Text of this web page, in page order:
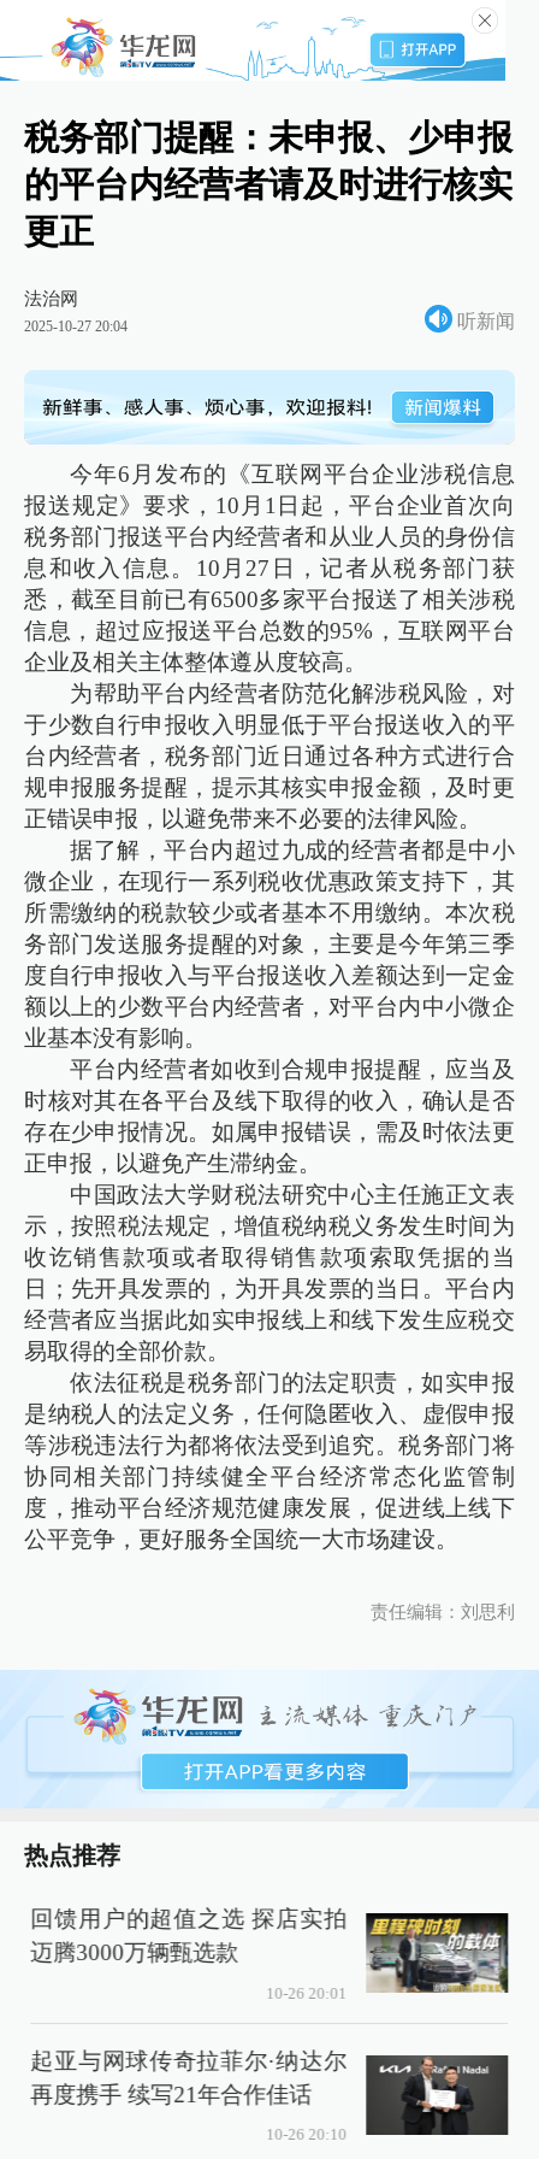
税务部门提醒：未申报、少申报
的平台内经营者请及时进行核实
更正
法治网
2025-10-27 20:04 听新闻
今年6月发布的《互联网平台企业涉税信息
报送规定》要求，10月1日起，平台企业首次向
税务部门报送平台内经营者和从业人员的身份信
息和收入信息。10月27日，记者从税务部门获
悉，截至目前已有6500多家平台报送了相关涉税
信息，超过应报送平台总数的95%，互联网平台
企业及相关主体整体遵从度较高。
为帮助平台内经营者防范化解涉税风险，对
于少数自行申报收入明显低于平台报送收入的平
台内经营者，税务部门近日通过各种方式进行合
规申报服务提醒，提示其核实申报金额，及时更
正错误申报，以避免带来不必要的法律风险。
据了解，平台内超过九成的经营者都是中小
微企业，在现行一系列税收优惠政策支持下，其
所需缴纳的税款较少或者基本不用缴纳。本次税
务部门发送服务提醒的对象，主要是今年第三季
度自行申报收入与平台报送收入差额达到一定金
额以上的少数平台内经营者，对平台内中小微企
业基本没有影响。
平台内经营者如收到合规申报提醒，应当及
时核对其在各平台及线下取得的收入，确认是否
存在少申报情况。如属申报错误，需及时依法更
正申报，以避免产生滞纳金。
中国政法大学财税法研究中心主任施正文表
示，按照税法规定，增值税纳税义务发生时间为
收讫销售款项或者取得销售款项索取凭据的当
日；先开具发票的，为开具发票的当日。平台内
经营者应当据此如实申报线上和线下发生应税交
易取得的全部价款。
依法征税是税务部门的法定职责，如实申报
是纳税人的法定义务，任何隐匿收入、虚假申报
等涉税违法行为都将依法受到追究。税务部门将
协同相关部门持续健全平台经济常态化监管制
度，推动平台经济规范健康发展，促进线上线下
公平竞争，更好服务全国统一大市场建设。
责任编辑：刘思利
热点推荐
回馈用户的超值之选 探店实拍
迈腾3000万辆甄选款
10-26 20:01
起亚与网球传奇拉菲尔·纳达尔
再度携手 续写21年合作佳话
10-26 20:10